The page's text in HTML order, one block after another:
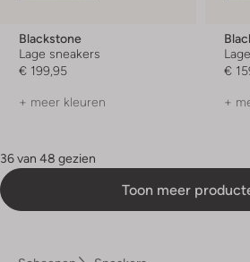
Blackstone
Lage sneakers
€ 199,95
+ meer kleuren
€
+
36 van 48 gezien
Toon meer